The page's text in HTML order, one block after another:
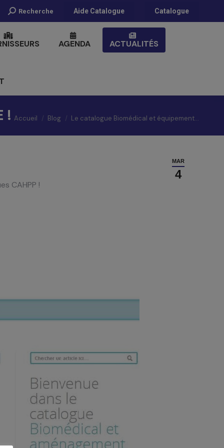
Recherche
Recherche Aide Catalogue Catalogue
AGENDA ACTUALITÉS
! Vous êtes ici :
Accueil Blog Le catalogue Biomédical et équipement…
MAR
4
CAHPP !